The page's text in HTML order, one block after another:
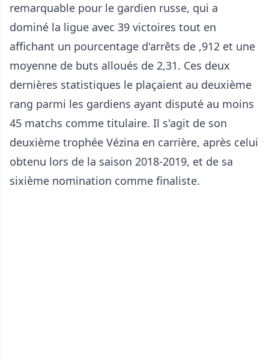
remarquable pour le gardien russe, qui a
dominé la ligue avec 39 victoires tout en
affichant un pourcentage d'arrêts de ,912 et une
moyenne de buts alloués de 2,31. Ces deux
dernières statistiques le plaçaient au deuxième
rang parmi les gardiens ayant disputé au moins
45 matchs comme titulaire. Il s'agit de son
deuxième trophée Vézina en carrière, après celui
obtenu lors de la saison 2018-2019, et de sa
sixième nomination comme finaliste.